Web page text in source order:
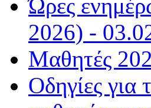
Ώρες
2026) -
Μαθητές
Οδηγίες